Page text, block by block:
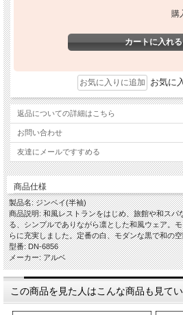
購
お気に
返品についての詳細はこちら
お問い合わせ
友達にメールですすめる
商品仕様
製品名: ジンベイ(半袖)
商品説明: 和風レストランをはじめ、旅館や和スパ
る、シンプルでありながら凛とした和風ウェア。
らに充実しました。定番の白、モダンな黒で和の
型番: DN-6856
メーカー: アルベ
この商品を見た人はこんな商品も見て